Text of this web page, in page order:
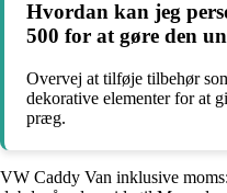
Hvordan kan jeg
500 for at gøre den
Overvej at tilføje tilbehør
dekorative elementer for at
præg.
VW Caddy Van inklusive